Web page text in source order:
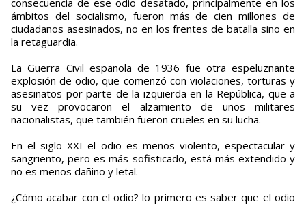
consecuencia de ese odio desatado, principalmente en los
ámbitos del socialismo, fueron más de cien millones de
ciudadanos asesinados, no en los frentes de batalla sino en
la retaguardia.
La Guerra Civil española de 1936 fue otra espeluznante
explosión de odio, que comenzó con violaciones, torturas y
asesinatos por parte de la izquierda en la República, que a
su vez provocaron el alzamiento de unos militares
nacionalistas, que también fueron crueles en su lucha.
En el siglo XXI el odio es menos violento, espectacular y
sangriento, pero es más sofisticado, está más extendido y
no es menos dañino y letal.
¿Cómo acabar con el odio? lo primero es saber que el odio